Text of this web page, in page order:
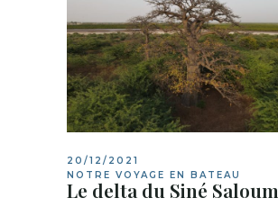
20/12/2021
NOTRE VOYAGE EN BATEAU
Le delta du Siné Saloum